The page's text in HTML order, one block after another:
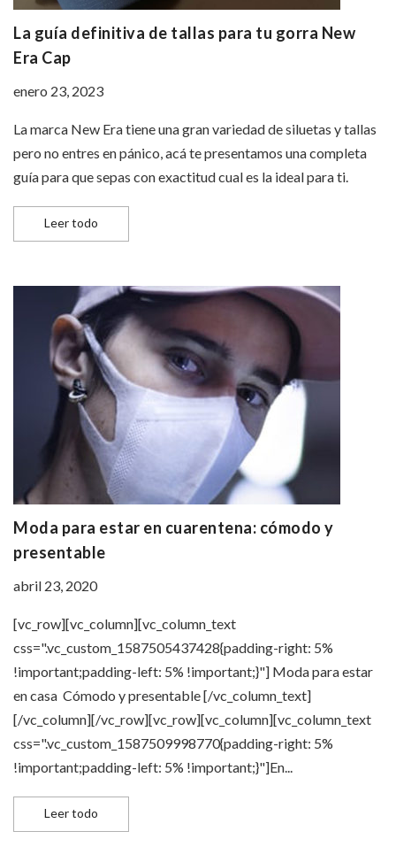
La guía definitiva de tallas para tu gorra New
Era Cap
enero 23, 2023
La marca New Era tiene una gran variedad de siluetas y tallas
pero no entres en pánico, acá te presentamos una completa
guía para que sepas con exactitud cual es la ideal para ti.
Leer todo
Moda para estar en cuarentena: cómodo y
presentable
abril 23, 2020
[vc_row][vc_column][vc_column_text
css=".vc_custom_1587505437428{padding-right: 5%
!important;padding-left: 5% !important;}"] Moda para estar
en casa Cómodo y presentable [/vc_column_text]
[/vc_column][/vc_row][vc_row][vc_column][vc_column_text
css=".vc_custom_1587509998770{padding-right: 5%
!important;padding-left: 5% !important;}"]En...
Leer todo